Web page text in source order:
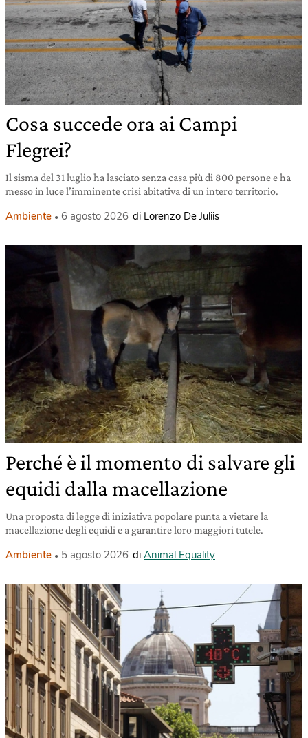
Cosa succede ora ai Campi
Flegrei?
Il sisma del 31 luglio ha lasciato senza casa più di 800 persone e ha
messo in luce l’imminente crisi abitativa di un intero territorio.
Ambiente 6 agosto 2026 di Lorenzo De Juliis
Perché è il momento di salvare gli
equidi dalla macellazione
Una proposta di legge di iniziativa popolare punta a vietare la
macellazione degli equidi e a garantire loro maggiori tutele.
Ambiente 5 agosto 2026 di Animal Equality